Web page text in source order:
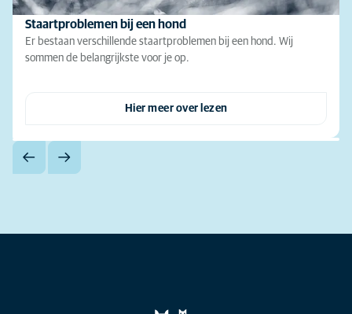
Staartproblemen bij een hond
Er bestaan verschillende staartproblemen bij een hond. Wij
sommen de belangrijkste voor je op.
Hier meer over lezen